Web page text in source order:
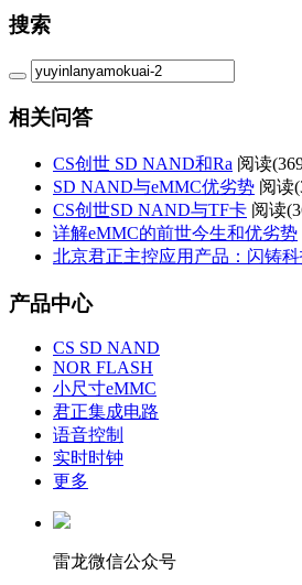
搜索
相关问答
CS创世 SD NAND和Ra 阅读(
SD NAND与eMMC优劣势 阅读(
CS创世SD NAND与TF卡 阅读(
详解eMMC的前世今生和优劣势
北京君正主控应用产品：闪铸
产品中心
CS SD NAND
NOR FLASH
小尺寸eMMC
君正集成电路
语音控制
实时时钟
更多
雷龙微信公众号